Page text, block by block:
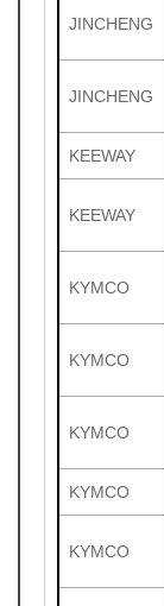
JINCHENG
JINCHENG
KEEWAY
KEEWAY
KYMCO
KYMCO
KYMCO
KYMCO
KYMCO